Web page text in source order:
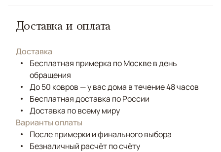
Доставка и оплата
Доставка
Бесплатная примерка по Москве в день
обращения
До 50 ковров — у вас дома в течение 48 часов
Бесплатная доставка по России
Доставка по всему миру
Варианты оплаты
После примерки и финального выбора
Безналичный расчёт по счёту